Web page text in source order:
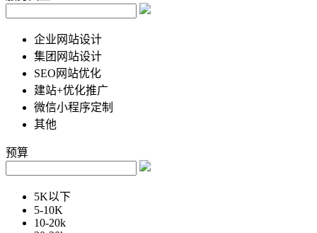
企业网站设计
集团网站设计
SEO网站优化
建站+优化推广
微信小程序定制
其他
预算
5K以下
5-10K
10-20k